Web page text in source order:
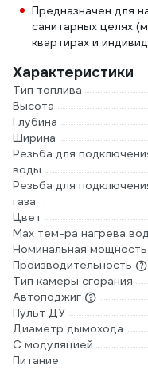
Предназначен для
санитарных целях
квартирах и
Характеристики
Тип топлива
Высота
Глубина
Ширина
Резьба для
воды
Резьба для
газа
Цвет
Мах тем-ра нагрева
Номинальная мощность
Производительность
Тип камеры сгорания
Автоподжиг
Пульт ДУ
Диаметр дымохода
С модуляцией
Питание